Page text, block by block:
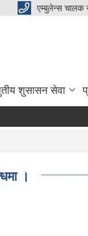
एम्बुलेन्स चालक
शुसासन सेवा
।